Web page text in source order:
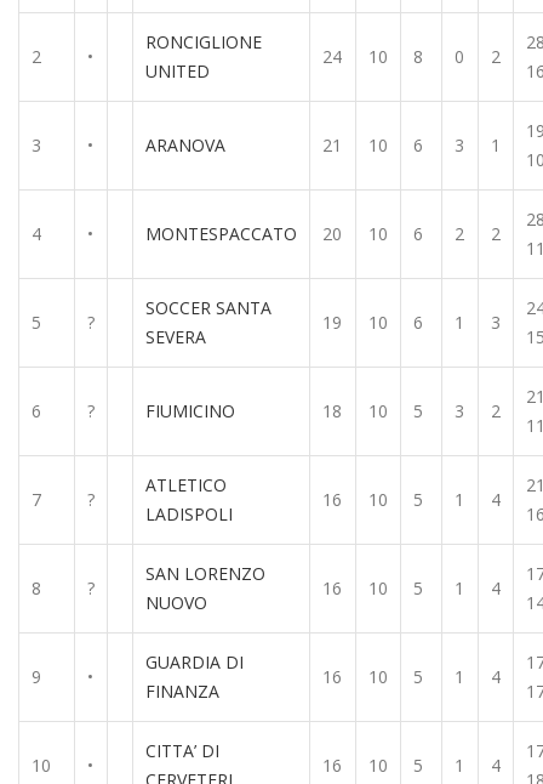
2 •
RONCIGLIONE
UNITED
24 10 8 0 2
3 • ARANOVA 21 10 6 3 1
4 • MONTESPACCATO 20 10 6 2 2
5 ?
SOCCER SANTA
SEVERA
19 10 6 1 3
6 ? FIUMICINO 18 10 5 3 2
7 ?
ATLETICO
LADISPOLI
16 10 5 1 4
8 ?
SAN LORENZO
NUOVO
16 10 5 1 4
9 •
GUARDIA DI
FINANZA
16 10 5 1 4
10 •
CITTA’ DI
16 10 5 1 4